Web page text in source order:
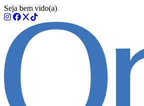
Seja bem vido(a)